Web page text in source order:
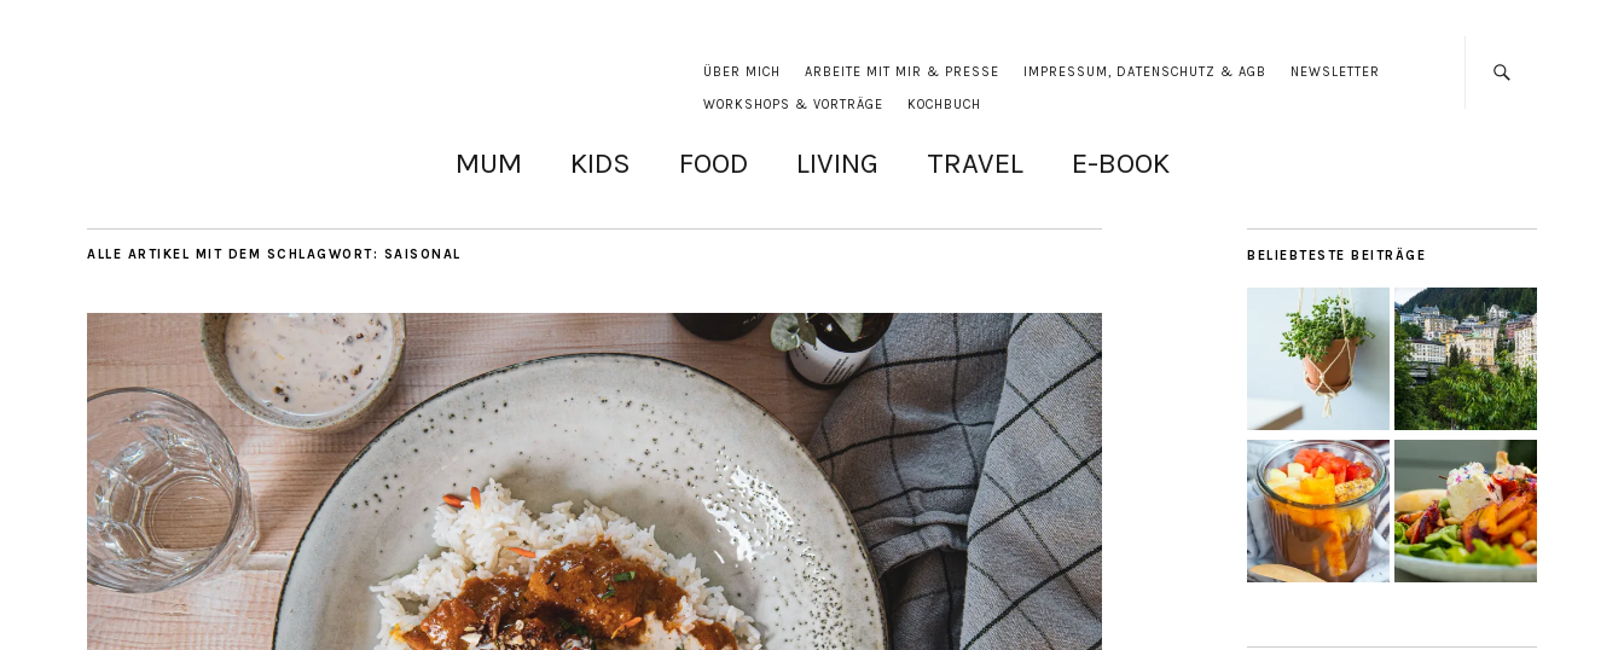
ÜBER MICH ARBEITE MIT MIR & PRESSE IMPRESSUM, DATENSCHUTZ & AGB NEWSLETTER
WORKSHOPS & VORTRÄGE KOCHBUCH
MUM KIDS FOOD LIVING TRAVEL E-BOOK
ALLE ARTIKEL MIT DEM SCHLAGWORT: SAISONAL BELIEBTESTE BEITRÄGE